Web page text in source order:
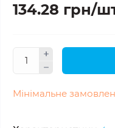
134.28 грн/
Мінімальне